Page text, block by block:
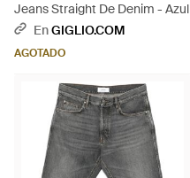
Jeans Straight De Denim - Azul
EnGIGLIO.COM
AGOTADO